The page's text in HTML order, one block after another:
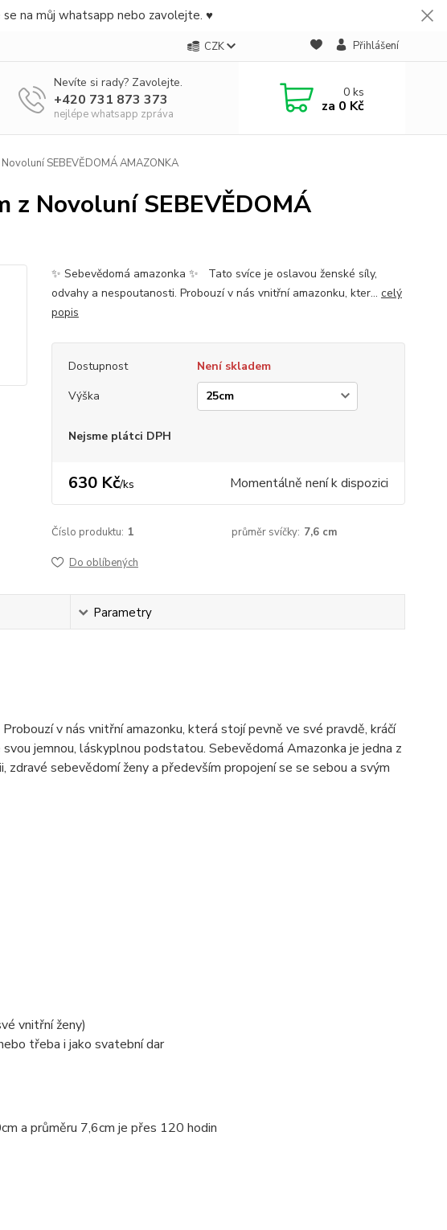
na můj whatsapp nebo zavolejte. ♥
CZK Přihlášení
Nevíte si rady? Zavolejte.
+420 731 873 373
nejlépe whatsapp zpráva
0ks
za 0 Kč
SEBEVĚDOMÁ AMAZONKA
z Novoluní SEBEVĚDOMÁ
✨ Sebevědomá amazonka ✨ Tato svíce je oslavou ženské síly,
odvahy a nespoutanosti. Probouzí v nás vnitřní amazonku, kter... celý
popis
Dostupnost
Není skladem
Výška
Nejsme plátci DPH
630 Kč/ks Momentálně není k dispozici
Číslo produktu: 1 průměr svíčky: 7,6 cm
Do oblíbených
Parametry
v nás vnitřní amazonku, která stojí pevně ve své pravdě, kráčí
jemnou, láskyplnou podstatou. Sebevědomá Amazonka je jedna z
zdravé sebevědomí ženy a především propojení se se sebou a svým
vnitřní ženy)
třeba i jako svatební dar
a průměru 7,6cm je přes 120 hodin